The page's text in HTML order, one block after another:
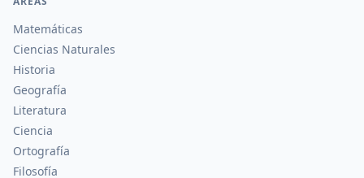
Matemáticas
Ciencias Naturales
Historia
Geografía
Literatura
Ciencia
Ortografía
Filosofía